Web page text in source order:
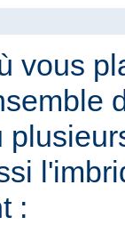
vous
: